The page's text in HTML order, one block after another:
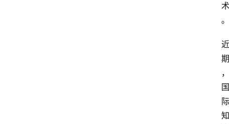
术
。
近
期
，
国
际
知